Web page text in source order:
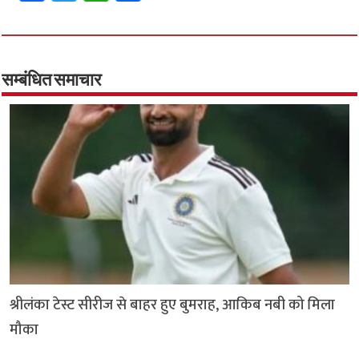
ce
b
o
o
k
wi
tt
er
h
at
p
p
ar
सम्बंधित समाचार
श्रीलंका टेस्ट सीरीज से बाहर हुए बुमराह, आकिब नबी को मिला
मौका